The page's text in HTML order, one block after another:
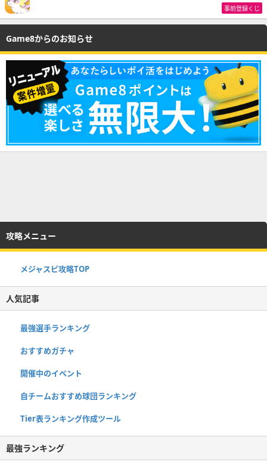
事前登録くじ
Game8からのお知らせ
攻略メニュー
メジャスピ攻略TOP
人気記事
最強選手ランキング
おすすめガチャ
開催中のイベント
自チームおすすめ球団ランキング
Tier表ランキング作成ツール
最強ランキング